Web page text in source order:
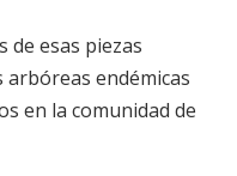
de esas piezas
arbóreas endémicas
en la comunidad de